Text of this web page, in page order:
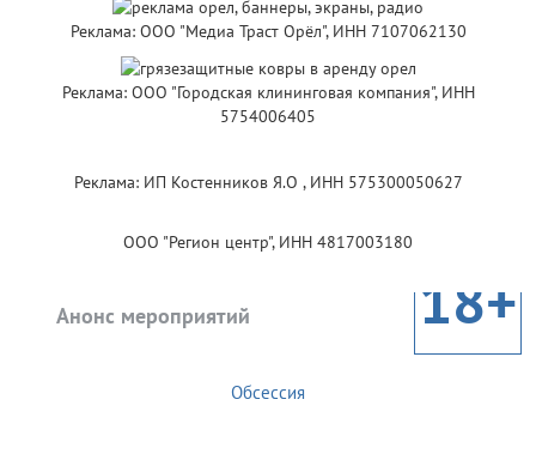
Реклама: ООО "Медиа Траст Орёл", ИНН 7107062130
Реклама: ООО "Городская клининговая компания", ИНН
5754006405
Реклама: ИП Костенников Я.О , ИНН 575300050627
ООО "Регион центр", ИНН 4817003180
Анонс мероприятий 18+
Обсессия